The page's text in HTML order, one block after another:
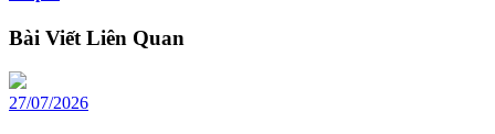
Bài Viết Liên Quan
27/07/2026